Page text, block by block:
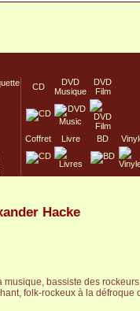
CD
DVD
Musique
DVD
Film
Coffret Livre BD
Hacke
bassiste des
folk-rockeux à la défroque